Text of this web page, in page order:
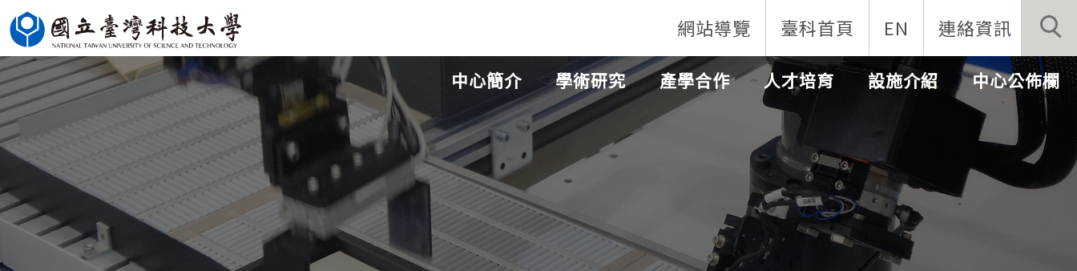
跳
到
主
要
內
容
區
塊
網站導覽 臺科首頁 EN 連絡資訊
中心簡介 學術研究 產學合作 人才培育 設施介紹 中心公佈欄